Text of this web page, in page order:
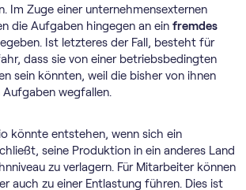
Im Zuge einer unternehmensexternen
die Aufgaben hingegen an ein fremdes
Ist letzteres der Fall, besteht für
dass sie von einer betriebsbedingten
sein könnten, weil die bisher von ihnen
wegfallen.
könnte entstehen, wenn sich ein
seine Produktion in ein anderes Land
zu verlagern. Für Mitarbeiter können
auch zu einer Entlastung führen. Dies ist